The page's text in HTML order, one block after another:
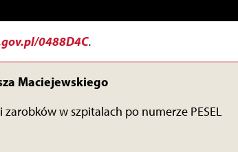
0488D4C.
Maciejewskiego
w szpitalach po numerze PESEL